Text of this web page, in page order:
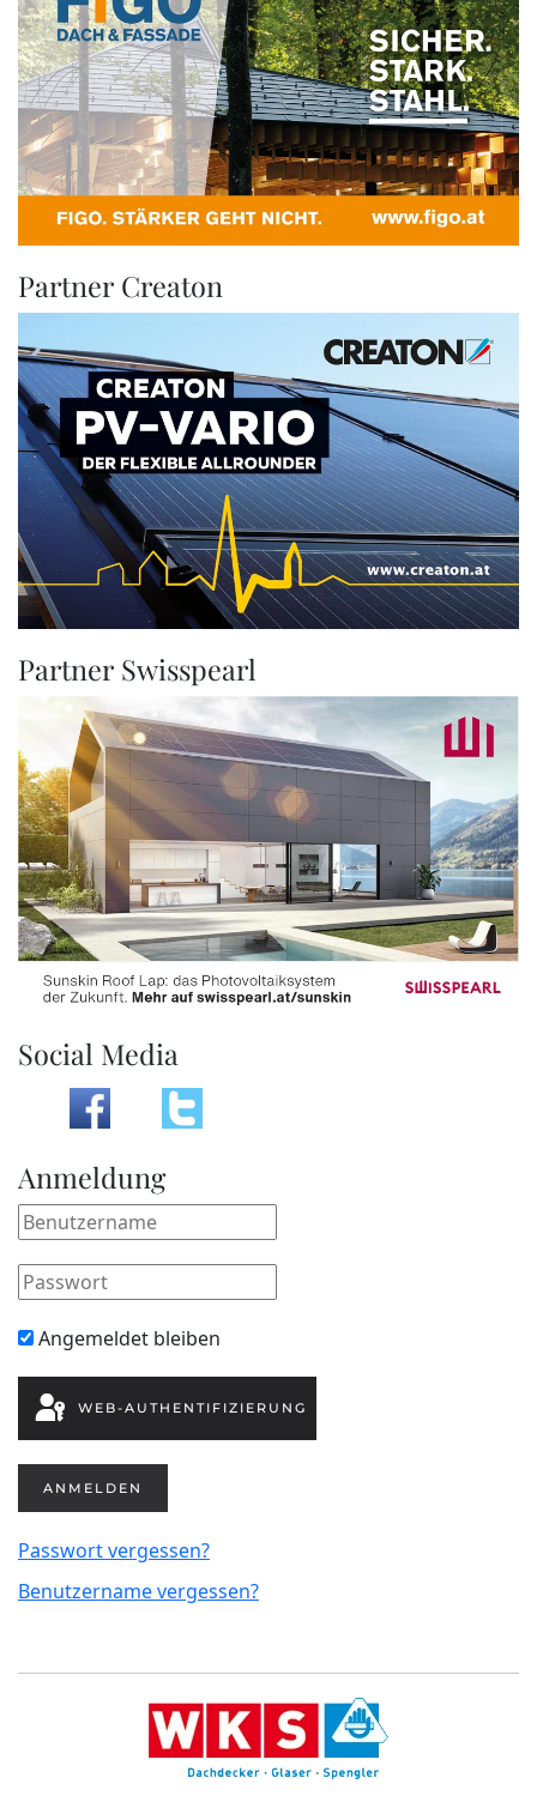
Partner Creaton
Partner Swisspearl
Social Media
Anmeldung
Angemeldet bleiben
WEB-AUTHENTIFIZIERUNG
ANMELDEN
Passwort vergessen?
Benutzername vergessen?